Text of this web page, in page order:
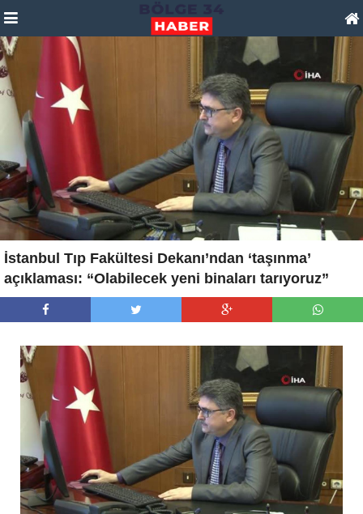
İstanbul Tıp Fakültesi Dekanı’ndan ‘taşınma’
açıklaması: “Olabilecek yeni binaları tarıyoruz”